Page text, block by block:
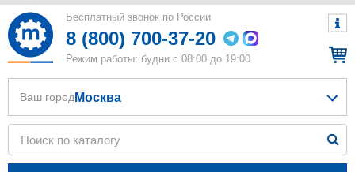
Бесплатный звонок по России
8 (800) 700-37-20
Режим работы: будни с 08:00 до 19:00
Ваш город Москва